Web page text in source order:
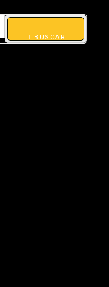
BUSCAR